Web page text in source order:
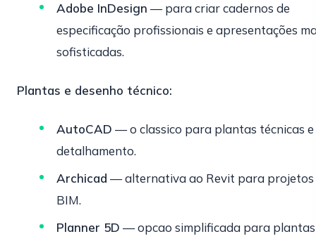
Adobe InDesign — para criar cadernos de
especificação profissionais e apresentações
sofisticadas.
Plantas e desenho técnico:
AutoCAD — o classico para plantas técnicas e
detalhamento.
Archicad — alternativa ao Revit para projetos
BIM.
Planner 5D — opcao simplificada para plantas